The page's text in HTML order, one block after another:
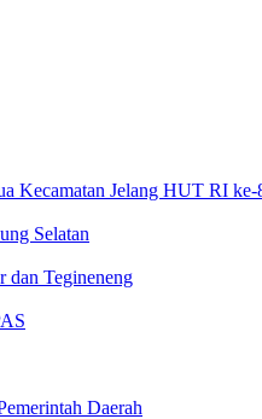
Kecamatan Jelang HUT RI ke-
Selatan
dan Tegineneng
Daerah